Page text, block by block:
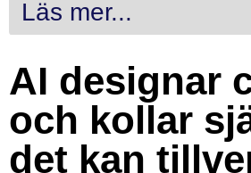
Läs mer...
AI designar
och kollar
det kan